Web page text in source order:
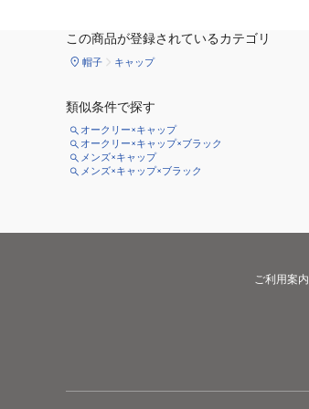
この商品が登録されているカテゴリ
帽子 キャップ
類似条件で探す
オークリー×キャップ
オークリー×キャップ×ブラック
メンズ×キャップ
メンズ×キャップ×ブラック
ご利用案内